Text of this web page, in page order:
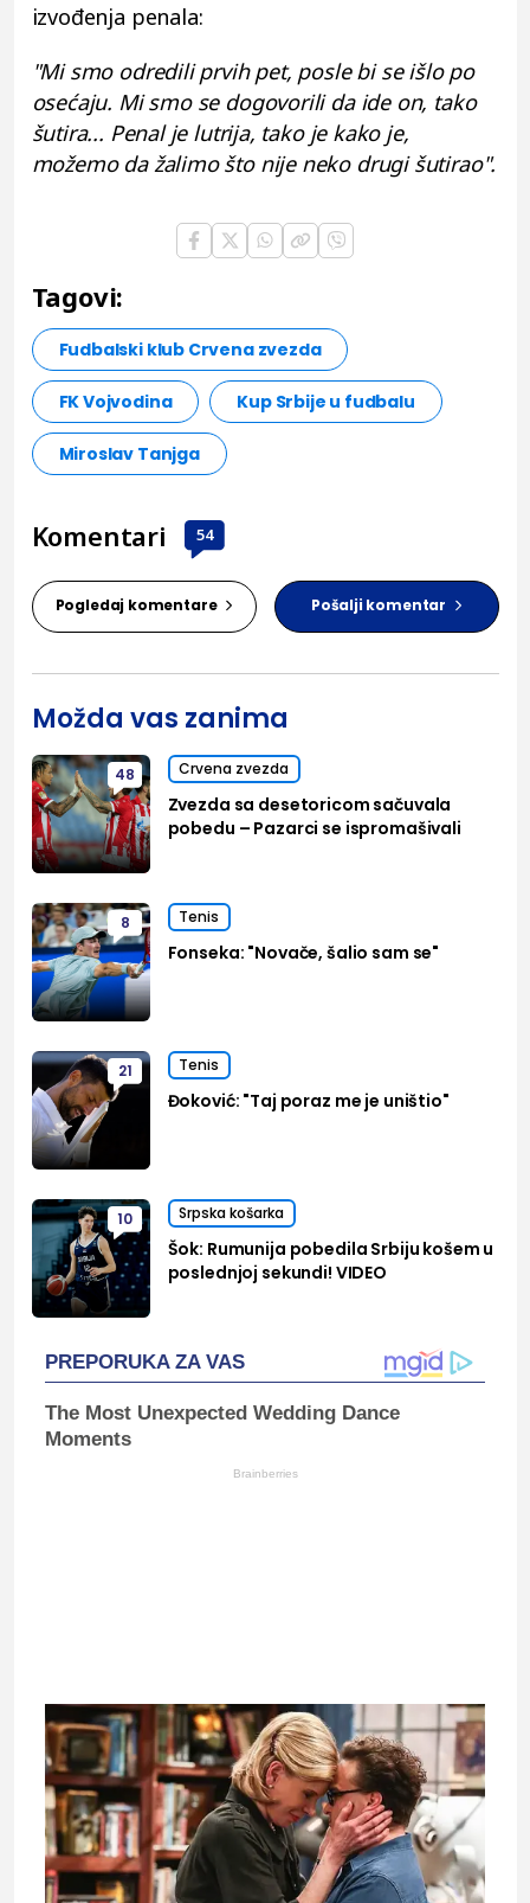
izvođenja penala:
"Mi smo odredili prvih pet, posle bi se išlo po
osećaju. Mi smo se dogovorili da ide on, tako
šutira... Penal je lutrija, tako je kako je,
možemo da žalimo što nije neko drugi šutirao".
Tagovi:
Fudbalski klub Crvena zvezda
FK Vojvodina Kup Srbije u fudbalu
Miroslav Tanjga
Komentari 54
Pogledaj komentare Pošalji komentar
Možda vas zanima
48 Crvena zvezda
Zvezda sa desetoricom sačuvala
pobedu – Pazarci se ispromašivali
8 Tenis
Fonseka: "Novače, šalio sam se"
21 Tenis
Đoković: "Taj poraz me je uništio"
10 Srpska košarka
Šok: Rumunija pobedila Srbiju košem u
poslednjoj sekundi! VIDEO
PREPORUKA ZA VAS
The Most Unexpected Wedding Dance
Moments
Brainberries